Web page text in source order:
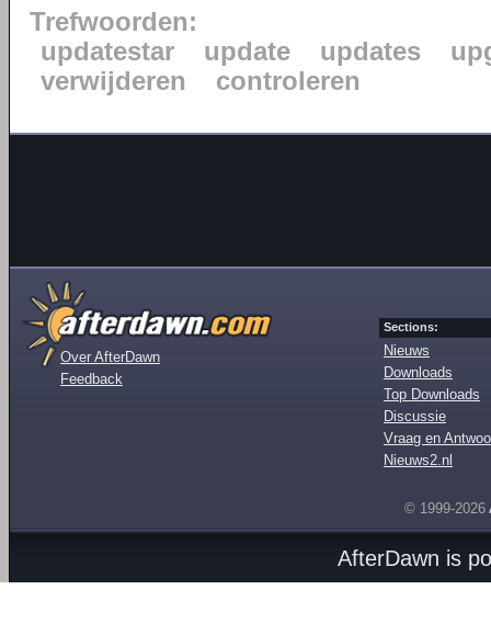
Trefwoorden:
updatestar
update updates
verwijderen
controleren
Over AfterDawn
Feedback
Sections:
Nieuws
Downloads
Top Downloads
Discussie
Vraag en
Nieuws2.nl
© 1999-2026
AfterDawn is